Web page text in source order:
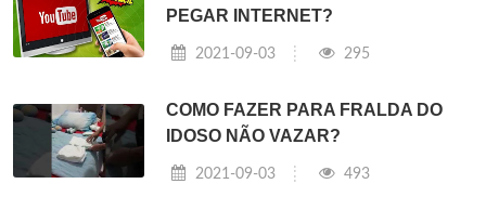
PEGAR INTERNET?
2021-09-03 295
COMO FAZER PARA FRALDA DO
IDOSO NÃO VAZAR?
2021-09-03 493